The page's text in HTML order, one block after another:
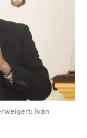
Iván